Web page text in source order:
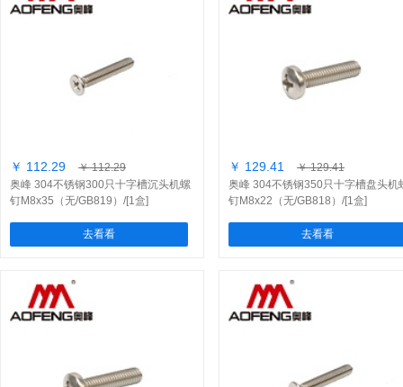
￥ 112.29
￥ 112.29
奥峰 304不锈钢300只十字槽沉头机螺
钉M8x35（无/GB819）/[1盒]
去看看
￥ 129.41
￥ 129.41
奥峰 304不锈钢350只十字槽盘头机
钉M8x22（无/GB818）/[1盒]
去看看